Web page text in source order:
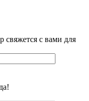
свяжется с вами для